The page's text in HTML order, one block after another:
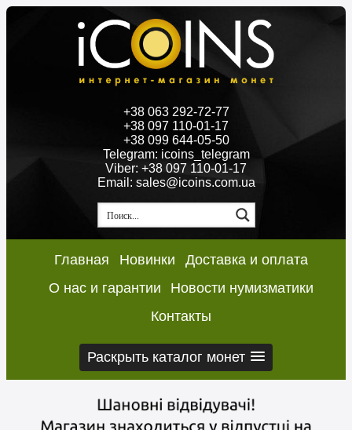
+38 063 292-72-77
+38 097 110-01-17
+38 099 644-05-50
Telegram: icoins_telegram
Viber: +38 097 110-01-17
Email: sales@icoins.com.ua
Главная Новинки
Доставка и оплата
О нас и гарантии
Новости нумизматики
Контакты
Раскрыть каталог монет